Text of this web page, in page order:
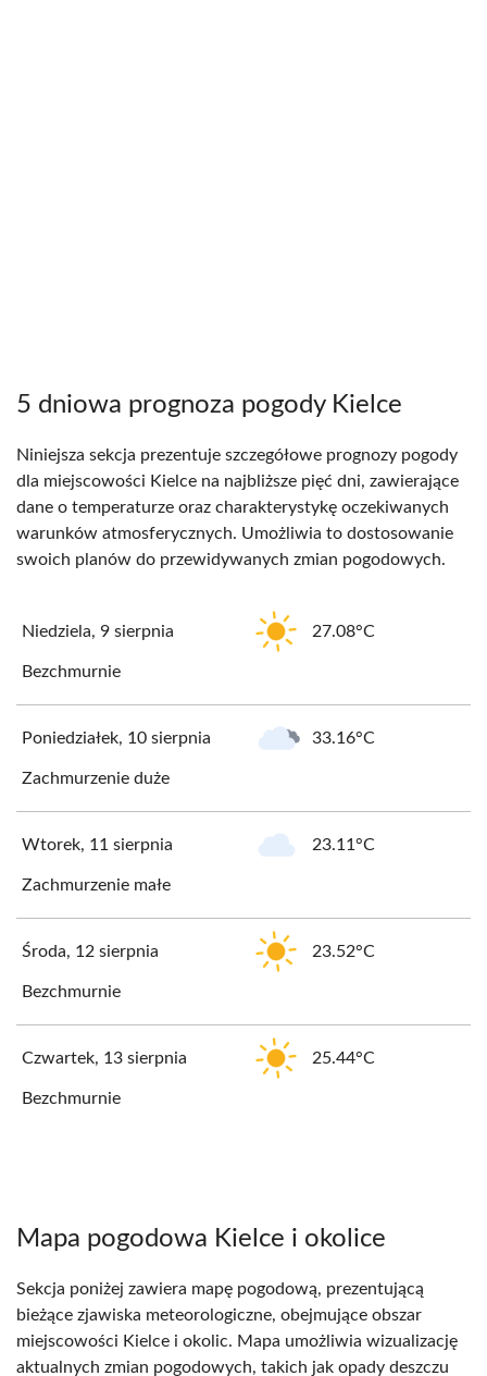
5 dniowa prognoza pogody Kielce
Niniejsza sekcja prezentuje szczegółowe prognozy pogody
dla miejscowości Kielce na najbliższe pięć dni, zawierające
dane o temperaturze oraz charakterystykę oczekiwanych
warunków atmosferycznych. Umożliwia to dostosowanie
swoich planów do przewidywanych zmian pogodowych.
Niedziela, 9 sierpnia 27.08°C
Bezchmurnie
Poniedziałek, 10 sierpnia 33.16°C
Zachmurzenie duże
Wtorek, 11 sierpnia 23.11°C
Zachmurzenie małe
Środa, 12 sierpnia 23.52°C
Bezchmurnie
Czwartek, 13 sierpnia 25.44°C
Bezchmurnie
Mapa pogodowa Kielce i okolice
Sekcja poniżej zawiera mapę pogodową, prezentującą
bieżące zjawiska meteorologiczne, obejmujące obszar
miejscowości Kielce i okolic. Mapa umożliwia wizualizację
aktualnych zmian pogodowych, takich jak opady deszczu